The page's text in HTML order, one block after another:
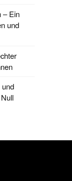
– Ein
und
und